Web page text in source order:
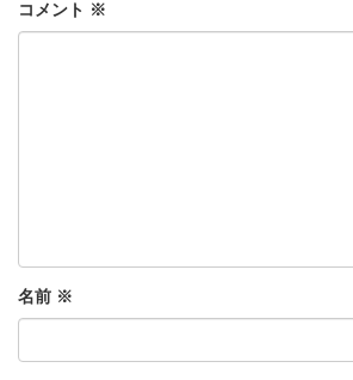
コメント ※
名前 ※